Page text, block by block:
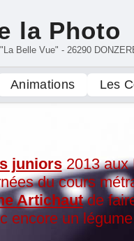
la Photo
Belle Vue" - 26290
Animations Les
juniors2013 aux
du cours
Artichautde
encore un